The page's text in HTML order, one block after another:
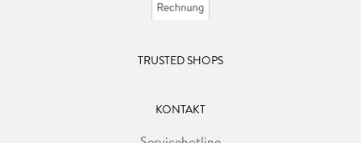
TRUSTED SHOPS
KONTAKT